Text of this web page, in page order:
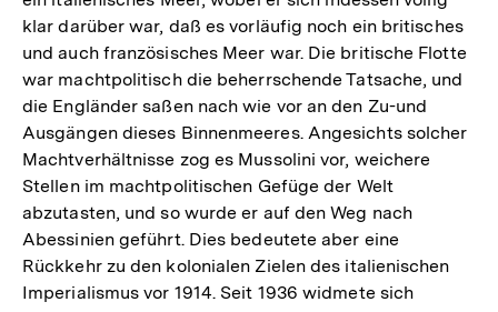
klar darüber war, daß es vorläufig noch ein britisches
und auch französisches Meer war. Die britische Flotte
war machtpolitisch die beherrschende Tatsache, und
die Engländer saßen nach wie vor an den Zu-und
Ausgängen dieses Binnenmeeres. Angesichts solcher
Machtverhältnisse zog es Mussolini vor, weichere
Stellen im machtpolitischen Gefüge der Welt
abzutasten, und so wurde er auf den Weg nach
Abessinien geführt. Dies bedeutete aber eine
Rückkehr zu den kolonialen Zielen des italienischen
Imperialismus vor 1914. Seit 1936 widmete sich